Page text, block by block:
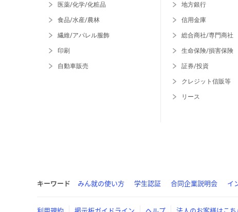
医薬/化学/化粧品
食品/水産/農林
繊維/アパレル服飾
印刷
自動車販売
地方銀行
信用金庫
総合商社/専門商社
生命保険/損害保険
証券/投資
クレジット信販等
リース
キーワード みん就の使い方 学生認証 合同企業説明会 イ